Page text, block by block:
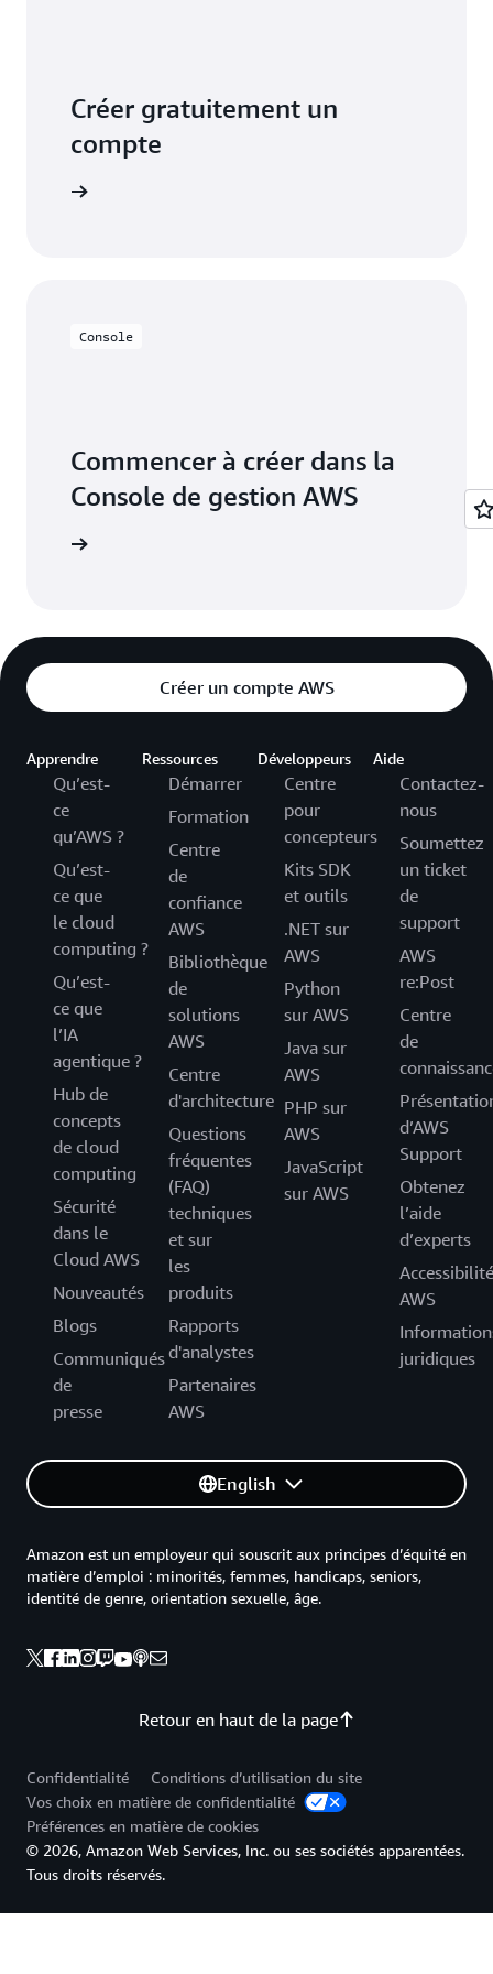
Créer gratuitement un
compte
Console
Commencer à créer dans la
Console de gestion AWS
Créer un compte AWS
Apprendre
Qu’est-
ce
qu’AWS ?
Qu’est-
ce que
le cloud
computing ?
Qu’est-
ce que
l’IA
agentique ?
Hub de
concepts
de cloud
computing
Sécurité
dans le
Cloud AWS
Nouveautés
Blogs
Communiqués
de
presse
Ressources
Démarrer
Formation
Centre
de
confiance
AWS
Bibliothèque
de
solutions
AWS
Centre
d'architecture
Questions
fréquentes
(FAQ)
techniques
et sur
les
produits
Rapports
d'analystes
Partenaires
AWS
Développeurs
Centre
pour
concepteurs
Kits SDK
et outils
.NET sur
AWS
Python
sur AWS
Java sur
AWS
PHP sur
AWS
JavaScript
sur AWS
Aide
Contactez-
nous
Soumettez
un ticket
de
support
AWS
re:Post
Centre
de
d’AWS
Support
Obtenez
l’aide
d’experts
Accessibilité
AWS
juridiques
English
Retour en haut de la page
Amazon est un employeur qui souscrit aux principes d’équité en
matière d’emploi : minorités, femmes, handicaps, seniors,
identité de genre, orientation sexuelle, âge.
Confidentialité
Conditions d’utilisation du site
Vos choix en matière de confidentialité
Préférences en matière de cookies
© 2026, Amazon Web Services, Inc. ou ses sociétés apparentées.
Tous droits réservés.